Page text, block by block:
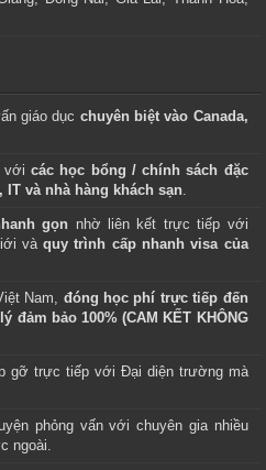
giáo dục chuyên biệt vào Canada,
vớicác học bổng / chính sách đặc
IT và nhà hàng khách sạn.
gọn nhờ liên kết trực tiếp với
vàquy trình cấp nhanh visa của
Nam, đóng học phí trực tiếp đến
bảo 100% (CAM KẾT KHÔNG
gỡ trực tiếp với Đại diện trường mà
phỏng vấn với chuyên gia nhiều
ngoài.